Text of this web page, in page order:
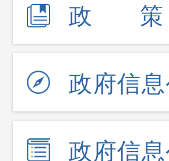
政策
政府信
政府信